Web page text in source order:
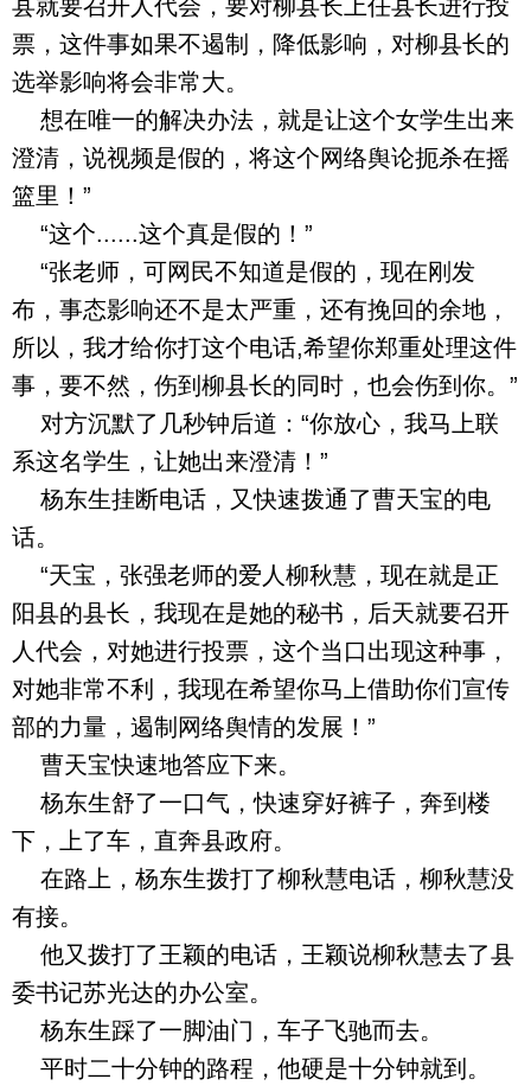
县就要召开人代会，要对柳县长上任县长进行投
票，这件事如果不遏制，降低影响，对柳县长的
选举影响将会非常大。
想在唯一的解决办法，就是让这个女学生出来
澄清，说视频是假的，将这个网络舆论扼杀在摇
篮里！”
“这个......这个真是假的！”
“张老师，可网民不知道是假的，现在刚发
布，事态影响还不是太严重，还有挽回的余地，
所以，我才给你打这个电话,希望你郑重处理这件
事，要不然，伤到柳县长的同时，也会伤到你。”
对方沉默了几秒钟后道：“你放心，我马上联
系这名学生，让她出来澄清！”
杨东生挂断电话，又快速拨通了曹天宝的电
话。
“天宝，张强老师的爱人柳秋慧，现在就是正
阳县的县长，我现在是她的秘书，后天就要召开
人代会，对她进行投票，这个当口出现这种事，
对她非常不利，我现在希望你马上借助你们宣传
部的力量，遏制网络舆情的发展！”
曹天宝快速地答应下来。
杨东生舒了一口气，快速穿好裤子，奔到楼
下，上了车，直奔县政府。
在路上，杨东生拨打了柳秋慧电话，柳秋慧没
有接。
他又拨打了王颖的电话，王颖说柳秋慧去了县
委书记苏光达的办公室。
杨东生踩了一脚油门，车子飞驰而去。
平时二十分钟的路程，他硬是十分钟就到。